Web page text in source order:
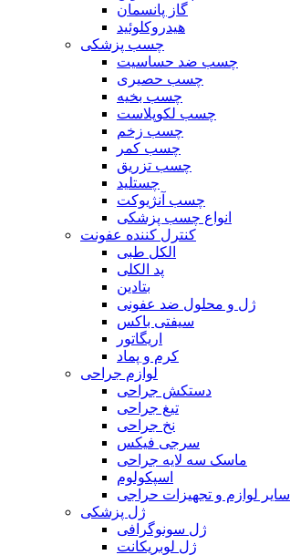
گاز پانسمان
هیدروکلوئید
چسب پزشکی
چسب ضد حساسیت
چسب حصیری
چسب بخیه
چسب لکوپلاست
چسب زخم
چسب کمر
چسب تزریق
چستلید
چسب آنژیوکت
انواع چسب پزشکی
کنترل کننده عفونت
الکل طبی
پد الکلی
بتادین
ژل و محلول ضد عفونی
سیفتی باکس
اریگاتور
کرم و پماد
لوازم جراحی
دستکش جراحی
تیغ جراحی
نخ جراحی
سرجی فیکس
ماسک سه لایه جراحی
اسپکولوم
سایر لوازم و تجهیزات حراجی
ژل پزشکی
ژل سونوگرافی
ژل لوبریکانت